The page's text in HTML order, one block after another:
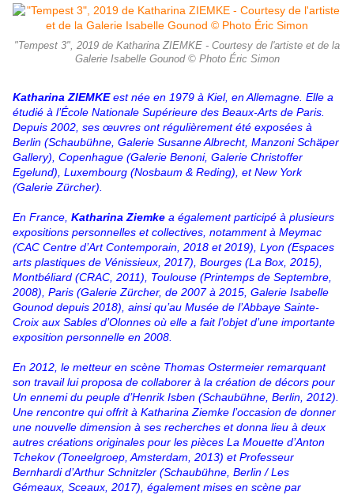
"Tempest 3", 2019 de Katharina ZIEMKE - Courtesy de l'artiste et de la
Galerie Isabelle Gounod © Photo Éric Simon
Katharina ZIEMKEest née en 1979 à Kiel, en Allemagne. Elle a
étudié à l’École Nationale Supérieure des Beaux-Arts de Paris.
Depuis 2002, ses œuvres ont régulièrement été exposées à
Berlin (Schaubühne, Galerie Susanne Albrecht, Manzoni Schäper
Gallery), Copenhague (Galerie Benoni, Galerie Christoffer
Egelund), Luxembourg (Nosbaum & Reding), et New York
(Galerie Zürcher).
En France, Katharina Ziemke a également participé à plusieurs
expositions personnelles et collectives, notamment à Meymac
(CAC Centre d’Art Contemporain, 2018 et 2019), Lyon (Espaces
arts plastiques de Vénissieux, 2017), Bourges (La Box, 2015),
Montbéliard (CRAC, 2011), Toulouse (Printemps de Septembre,
2008), Paris (Galerie Zürcher, de 2007 à 2015, Galerie Isabelle
Gounod depuis 2018), ainsi qu’au Musée de l’Abbaye Sainte-
Croix aux Sables d’Olonnes où elle a fait l’objet d’une importante
exposition personnelle en 2008.
En 2012, le metteur en scène Thomas Ostermeier remarquant
son travail lui proposa de collaborer à la création de décors pour
Un ennemi du peuple d’Henrik Isben (Schaubühne, Berlin, 2012).
Une rencontre qui offrit à Katharina Ziemke l’occasion de donner
une nouvelle dimension à ses recherches et donna lieu à deux
autres créations originales pour les pièces La Mouette d’Anton
Tchekov (Toneelgroep, Amsterdam, 2013) et Professeur
Bernhardi d’Arthur Schnitzler (Schaubühne, Berlin / Les
Gémeaux, Sceaux, 2017), également mises en scène par